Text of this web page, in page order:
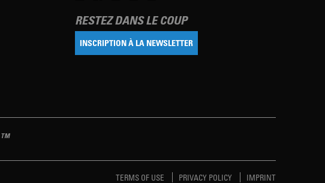
RESTEZ DANS LE COUP
INSCRIPTION À LA NEWSLETTER
TM
TERMS OF USE PRIVACY POLICY IMPRINT